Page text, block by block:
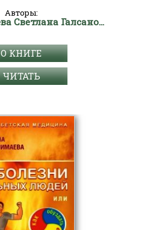
Авторы:
Чойжинимаева Светлана Галсановна
О КНИГЕ
ЧИТАТЬ